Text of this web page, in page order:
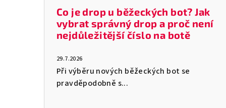
Co je drop u běžeckých bot? Jak
vybrat správný drop a proč není
nejdůležitější číslo na botě
29.7.2026
Při výběru nových běžeckých bot se
pravděpodobně s...